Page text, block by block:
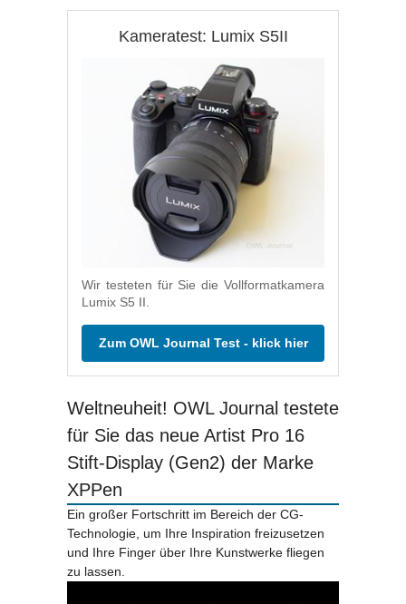
Kameratest: Lumix S5II
Wir testeten für Sie die Vollformatkamera
Lumix S5 II.
Zum OWL Journal Test - klick hier
Weltneuheit! OWL Journal testete
für Sie das neue Artist Pro 16
Stift-Display (Gen2) der Marke
XPPen
Ein großer Fortschritt im Bereich der CG-
Technologie, um Ihre Inspiration freizusetzen
und Ihre Finger über Ihre Kunstwerke fliegen
zu lassen.